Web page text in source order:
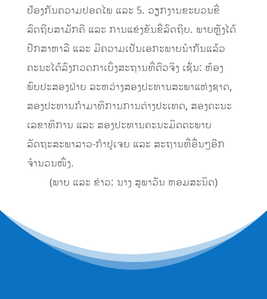
ປ້ອງກັນຄວາມປອດໄພ ແລະ 5. ວຽກງານຂະບວນຂີ່
ລົດຖີບສາມັກຄີ ແລະ ການແຂ່ງຂັນຂີ່ລົດຖີບ. ພາຍຫຼັງໄດ້
ປຶກສາຫາລື ແລະ ມີຄວາມເປັນເອກະພາບນໍາກັນແລ້ວ
ຄະນະໄດ້ລົງກວດກາເບິ່ງສະຖານທີ່ຕົວຈິງ ເຊັ່ນ: ຫ້ອງ
ພົບປະສອງຝ່າຍ ລະຫວ່າງສອງປະທານສະພາແຫ່ງຊາດ,
ສອງປະທານກໍາມາທິການການຕ່າງປະເທດ, ສອງຄະນະ
ເລຂາທິການ ແລະ ສອງປະທານຄະນະມິດຕະພາບ
ລັດຖະສະພາລາວ-ກໍາປູເຈຍ ແລະ ສະຖານທີ່ອື່ນໆອີກ
ຈຳນວນໜຶ່ງ.
(ພາບ ແລະ ຂ່າວ: ນາງ ສຸພາວັນ ຫອມສະນິດ)